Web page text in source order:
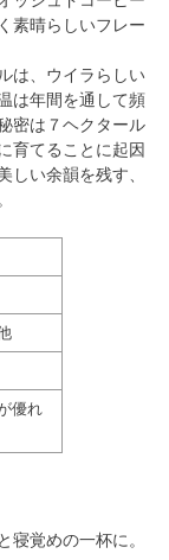
素晴らしいフレー
は、ウイラらしい
は年間を通して頻
密は７ヘクタール
育てることに起因
しい余韻を残す、
優れ
寝覚めの一杯に。